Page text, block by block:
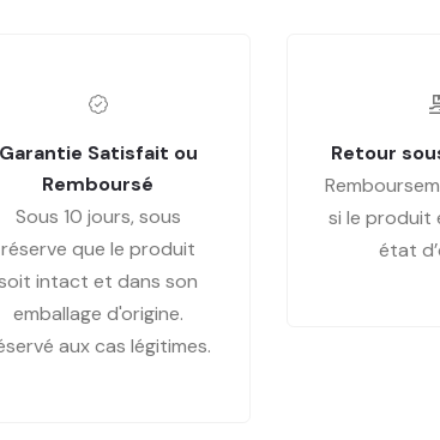
Garantie Satisfait ou
Remboursé
Sous 10 jours, sous
réserve que le produit
intact et dans son
emballage d'origine.
aux cas légitimes.
Retour
si le produit
état